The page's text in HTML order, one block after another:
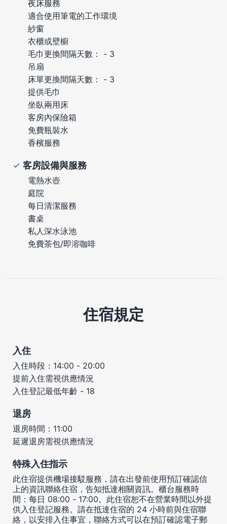
夜床服務
適合使用筆電的工作環境
紗窗
衣櫃或壁櫥
毛巾更換間隔天數： - 3
吊扇
床單更換間隔天數： - 3
提供毛巾
坐臥兩用床
客房內保險箱
免費瓶裝水
香檳服務
客房設備與服務
電熱水壺
庭院
每日清潔服務
書桌
私人深水泳池
免費茶包/即溶咖啡
住宿規定
入住
入住時段：14:00 - 20:00
提前入住需視供應情況
入住登記最低年齡 - 18
退房
退房時間：11:00
延遲退房需視供應情況
特殊入住指示
此住宿提供機場接駁服務，請在出發前使用預訂確認信
上的資訊聯絡住宿，告知抵達相關資訊。櫃台服務時
間：每日 08:00 - 17:00。此住宿恕不在營業時間以外提
供入住登記服務。請在抵達住宿的 24 小時前與住宿聯
絡，以安排入住事宜，聯絡方式可以在預訂確認電子郵